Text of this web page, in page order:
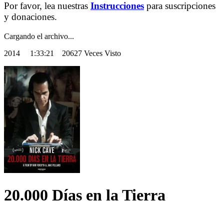
Por favor, lea nuestras Instrucciones para suscripciones
y donaciones.
Cargando el archivo...
2014 1:33:21 20627 Veces Visto
20.000 Días en la Tierra